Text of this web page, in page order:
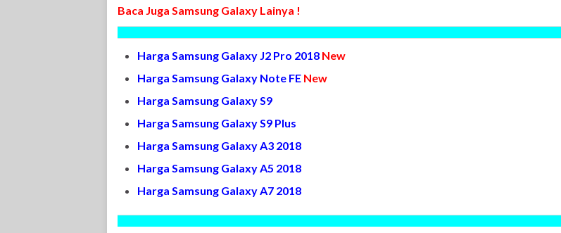
Baca Juga Samsung Galaxy Lainya !
Harga Samsung Galaxy J2 Pro 2018 New
Harga Samsung Galaxy Note FE New
Harga Samsung Galaxy S9
Harga Samsung Galaxy S9 Plus
Harga Samsung Galaxy A3 2018
Harga Samsung Galaxy A5 2018
Harga Samsung Galaxy A7 2018